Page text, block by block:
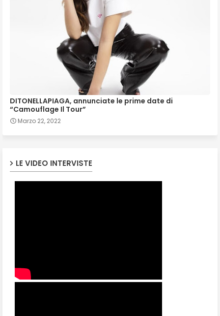
DITONELLAPIAGA, annunciate le prime date di
“Camouflage Il Tour”
Marzo 22, 2022
LE VIDEO INTERVISTE